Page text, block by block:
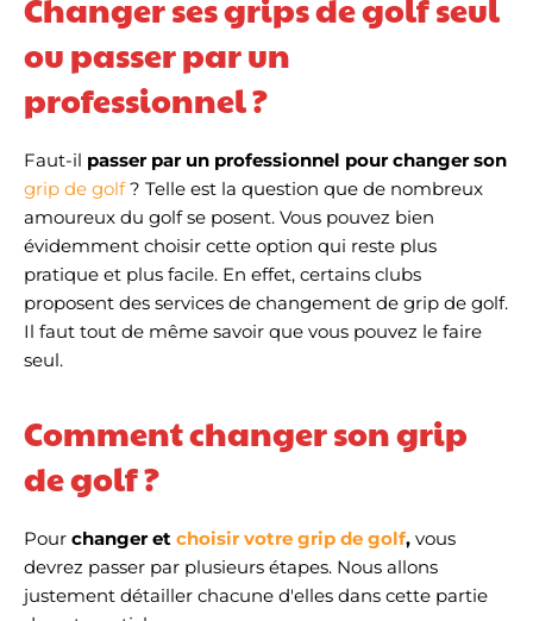
Changer ses grips de golf seul
ou passer par un
professionnel ?
Faut-il passer par un professionnel pour changer son
grip de golf? Telle est la question que de nombreux
amoureux du golf se posent. Vous pouvez bien
évidemment choisir cette option qui reste plus
pratique et plus facile. En effet, certains clubs
proposent des services de changement de grip de golf.
Il faut tout de même savoir que vous pouvez le faire
seul.
Comment changer son grip
de golf ?
Pour changer et choisir votre grip de golf, vous
devrez passer par plusieurs étapes. Nous allons
justement détailler chacune d'elles dans cette partie